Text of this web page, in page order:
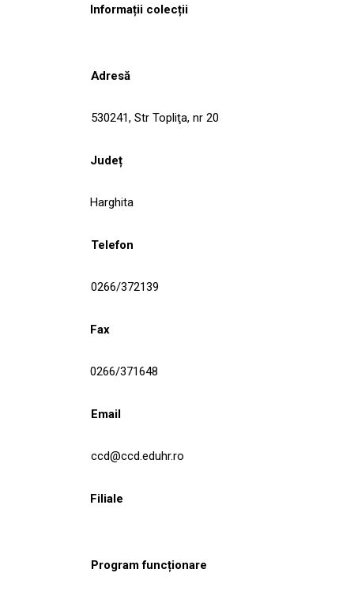
Informații colecții
Adresă
530241, Str Topliţa, nr 20
Județ
Harghita
Telefon
0266/372139
Fax
0266/371648
Email
ccd@ccd.eduhr.ro
Filiale
Program funcționare